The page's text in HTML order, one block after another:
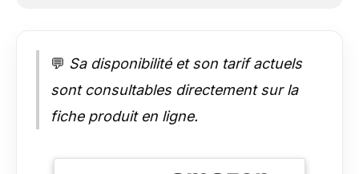
💬 Sa disponibilité et son tarif actuels
sont consultables directement sur la
fiche produit en ligne.